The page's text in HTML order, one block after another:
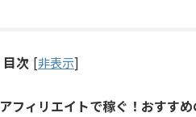
目次 [非表示]
アフィリエイトで稼ぐ！おすす